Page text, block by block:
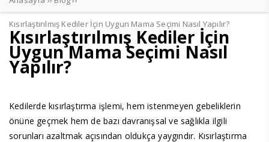
Kısırlaştırılmış Kediler İçin Uygun Mama Seçimi Nasıl Yapılır?
Kısırlaştırılmış Kediler İçin
Uygun Mama Seçimi Nasıl
Yapılır?
Kedilerde kısırlaştırma işlemi, hem istenmeyen gebeliklerin
önüne geçmek hem de bazı davranışsal ve sağlıkla ilgili
sorunları azaltmak açısından oldukça yaygındır. Kısırlaştırma